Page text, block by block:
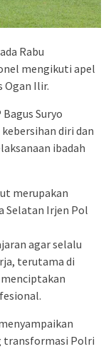
Rabu
mengikuti apel
Ogan Ilir.
Suryo
diri dan
ibadah
merupakan
Selatan Irjen Pol
agar selalu
terutama di
transformasi Polri